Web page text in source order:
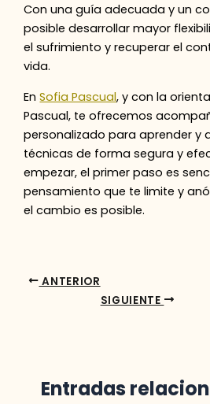
Con una guía adecuada y un
posible desarrollar mayor
el sufrimiento y recuperar el
vida.
EnSofia Pascual, y con la
Pascual, te ofrecemos
personalizado para aprender y
técnicas de forma segura y
empezar, el primer paso es
pensamiento que te limite y
el cambio es posible.
ANTERIOR
SIGUIENTE
Entradas